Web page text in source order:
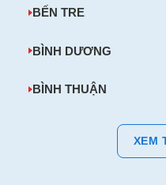
BẾN TRE
BÌNH DƯƠNG
BÌNH THUẬN
XEM